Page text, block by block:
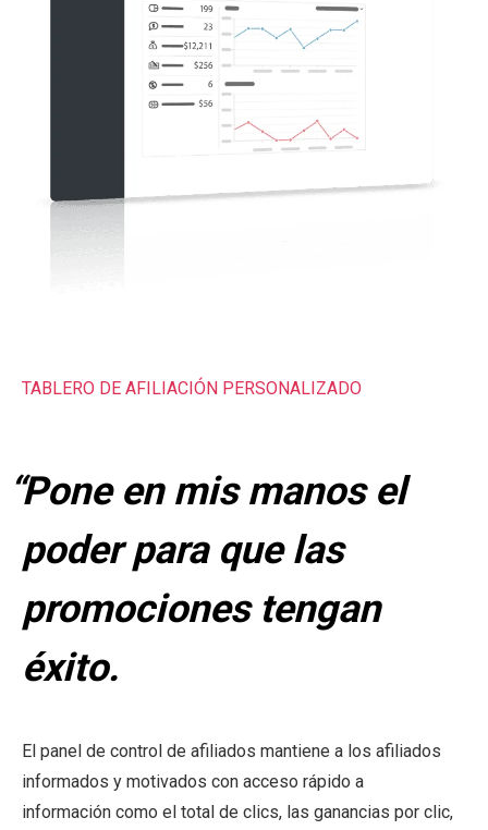
TABLERO DE AFILIACIÓN PERSONALIZADO
Pone en mis manos el
poder para que las
promociones tengan
éxito.
El panel de control de afiliados mantiene a los afiliados
informados y motivados con acceso rápido a
información como el total de clics, las ganancias por clic,